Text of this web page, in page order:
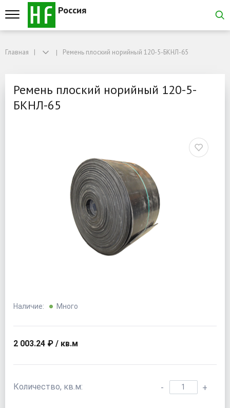
Россия
Ремень плоский норийный 120-5-БКНЛ-65
Главная Ремень плоский норийный 120-5-БКНЛ-65
Ремень плоский норийный 120-5-
БКНЛ-65
Наличие: Много
2 003.24 ₽ / кв.м
Количество, кв.м: - +